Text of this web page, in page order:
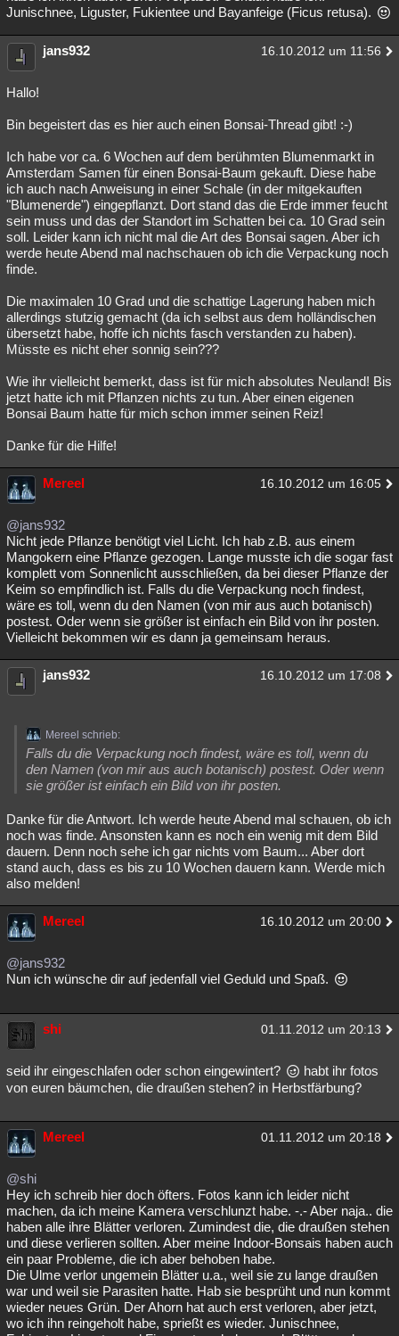
Junischnee, Liguster, Fukientee und Bayanfeige (Ficus retusa).
jans932 16.10.2012 um 11:56
Hallo!
Bin begeistert das es hier auch einen Bonsai-Thread gibt! :-)
Ich habe vor ca. 6 Wochen auf dem berühmten Blumenmarkt in
Amsterdam Samen für einen Bonsai-Baum gekauft. Diese habe
ich auch nach Anweisung in einer Schale (in der mitgekauften
"Blumenerde") eingepflanzt. Dort stand das die Erde immer feucht
sein muss und das der Standort im Schatten bei ca. 10 Grad sein
soll. Leider kann ich nicht mal die Art des Bonsai sagen. Aber ich
werde heute Abend mal nachschauen ob ich die Verpackung noch
finde.
Die maximalen 10 Grad und die schattige Lagerung haben mich
allerdings stutzig gemacht (da ich selbst aus dem holländischen
übersetzt habe, hoffe ich nichts fasch verstanden zu haben).
Müsste es nicht eher sonnig sein???
Wie ihr vielleicht bemerkt, dass ist für mich absolutes Neuland! Bis
jetzt hatte ich mit Pflanzen nichts zu tun. Aber einen eigenen
Bonsai Baum hatte für mich schon immer seinen Reiz!
Danke für die Hilfe!
Mereel 16.10.2012 um 16:05
@jans932
Nicht jede Pflanze benötigt viel Licht. Ich hab z.B. aus einem
Mangokern eine Pflanze gezogen. Lange musste ich die sogar fast
komplett vom Sonnenlicht ausschließen, da bei dieser Pflanze der
Keim so empfindlich ist. Falls du die Verpackung noch findest,
wäre es toll, wenn du den Namen (von mir aus auch botanisch)
postest. Oder wenn sie größer ist einfach ein Bild von ihr posten.
Vielleicht bekommen wir es dann ja gemeinsam heraus.
jans932 16.10.2012 um 17:08
Mereel schrieb:
Falls du die Verpackung noch findest, wäre es toll, wenn du
den Namen (von mir aus auch botanisch) postest. Oder wenn
sie größer ist einfach ein Bild von ihr posten.
Danke für die Antwort. Ich werde heute Abend mal schauen, ob ich
noch was finde. Ansonsten kann es noch ein wenig mit dem Bild
dauern. Denn noch sehe ich gar nichts vom Baum... Aber dort
stand auch, dass es bis zu 10 Wochen dauern kann. Werde mich
also melden!
Mereel 16.10.2012 um 20:00
@jans932
Nun ich wünsche dir auf jedenfall viel Geduld und Spaß.
shi 01.11.2012 um 20:13
seid ihr eingeschlafen oder schon eingewintert?
habt ihr fotos
von euren bäumchen, die draußen stehen? in Herbstfärbung?
Mereel 01.11.2012 um 20:18
@shi
Hey ich schreib hier doch öfters. Fotos kann ich leider nicht
machen, da ich meine Kamera verschlunzt habe. -.- Aber naja.. die
haben alle ihre Blätter verloren. Zumindest die, die draußen stehen
und diese verlieren sollten. Aber meine Indoor-Bonsais haben auch
ein paar Probleme, die ich aber behoben habe.
Die Ulme verlor ungemein Blätter u.a., weil sie zu lange draußen
war und weil sie Parasiten hatte. Hab sie besprüht und nun kommt
wieder neues Grün. Der Ahorn hat auch erst verloren, aber jetzt,
wo ich ihn reingeholt habe, sprießt es wieder. Junischnee,